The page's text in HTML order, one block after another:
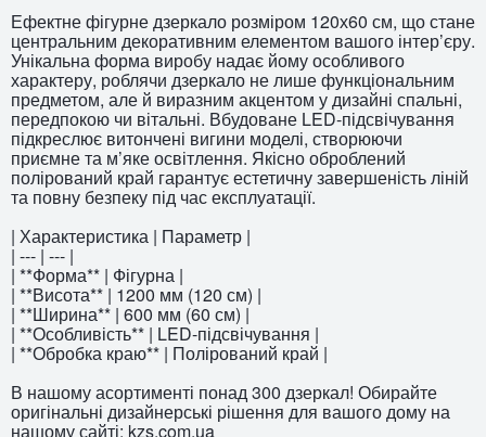
Ефектне фігурне дзеркало розміром 120х60 см, що стане
центральним декоративним елементом вашого інтер’єру.
Унікальна форма виробу надає йому особливого
характеру, роблячи дзеркало не лише функціональним
предметом, але й виразним акцентом у дизайні спальні,
передпокою чи вітальні. Вбудоване LED-підсвічування
підкреслює витончені вигини моделі, створюючи
приємне та м’яке освітлення. Якісно оброблений
полірований край гарантує естетичну завершеність ліній
та повну безпеку під час експлуатації.
| Характеристика | Параметр |
| --- | --- |
| **Форма** | Фігурна |
| **Висота** | 1200 мм (120 см) |
| **Ширина** | 600 мм (60 см) |
| **Особливість** | LED-підсвічування |
| **Обробка краю** | Полірований край |
В нашому асортименті понад 300 дзеркал! Обирайте
оригінальні дизайнерські рішення для вашого дому на
нашому сайті: kzs.com.ua